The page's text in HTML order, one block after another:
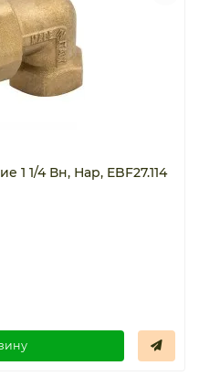
1 1/4 Вн, Нар, EBF27.114